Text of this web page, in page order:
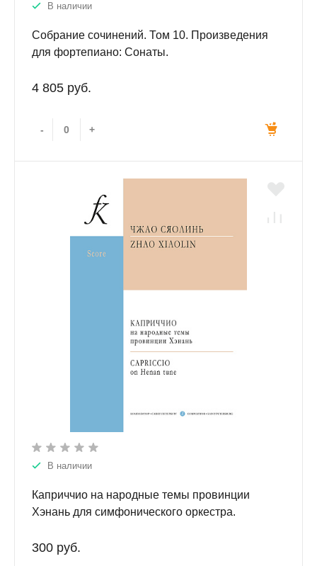
В наличии
Собрание сочинений. Том 10. Произведения
для фортепиано: Сонаты.
4 805 руб.
- +
В наличии
Каприччио на народные темы провинции
Хэнань для симфонического оркестра.
300 руб.